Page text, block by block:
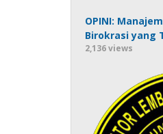
OPINI:
Birokrasi yang
2,136 views